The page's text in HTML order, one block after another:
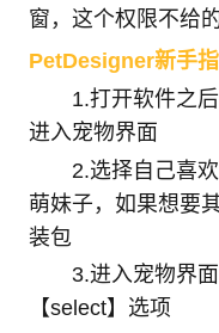
窗，这个权限不给
PetDesigner新手
1.打开软件之
进入宠物界面
2.选择自己喜
萌妹子，如果想要
装包
3.进入宠物界
【select】选项